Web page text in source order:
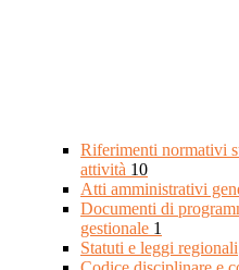
Riferimenti normativi
attività 10
Atti amministrativi
Documenti di
gestionale 1
Statuti e leggi regionali